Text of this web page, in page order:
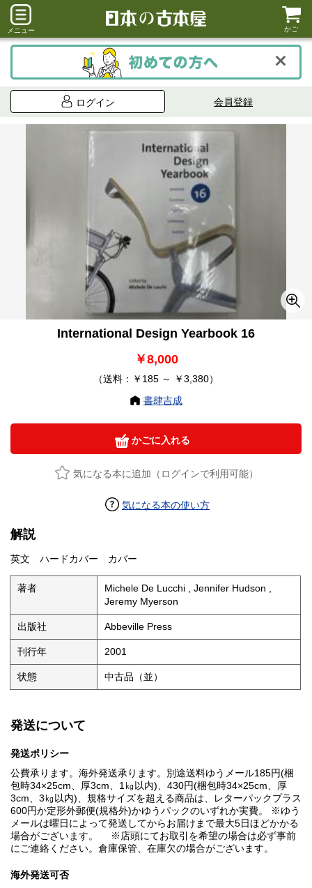
メニュー かご
ログイン 会員登録
International Design Yearbook 16
￥8,000
（送料：￥185 ～ ￥3,380）
書肆吉成
かごに入れる
気になる本に追加（ログインで利用可能）
気になる本の使い方
解説
英文 ハードカバー カバー
著者
Michele De Lucchi , Jennifer Hudson ,
Jeremy Myerson
出版社 Abbeville Press
刊行年 2001
状態 中古品（並）
発送について
発送ポリシー
公費承ります。海外発送承ります。別途送料ゆうメール185円(梱
包時34×25cm、厚3cm、1㎏以内)、430円(梱包時34×25cm、厚
3cm、3㎏以内)、規格サイズを超える商品は、レターパックプラス
600円か定形外郵便(規格外)かゆうパックのいずれか実費。 ※ゆう
メールは曜日によって発送してからお届けまで最大5日ほどかかる
場合がございます。 ※店頭にてお取引を希望の場合は必ず事前
にご連絡ください。倉庫保管、在庫欠の場合がございます。
海外発送可否